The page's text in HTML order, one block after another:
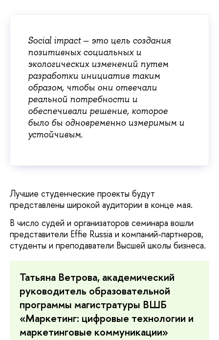
Social impact − это цель создания
позитивных социальных и
экологических изменений путем
разработки инициатив таким
образом, чтобы они отвечали
реальной потребности и
обеспечивали решение, которое
было бы одновременно измеримым и
устойчивым.
Лучшие студенческие проекты будут
представлены широкой аудитории в конце мая.
В число судей и организаторов семинара вошли
представители Effie Russia и компаний-партнеров,
студенты и преподаватели Высшей школы бизнеса.
Татьяна Ветрова, академический
руководитель образовательной
программы магистратуры ВШБ
«Маркетинг: цифровые технологии и
маркетинговые коммуникации»